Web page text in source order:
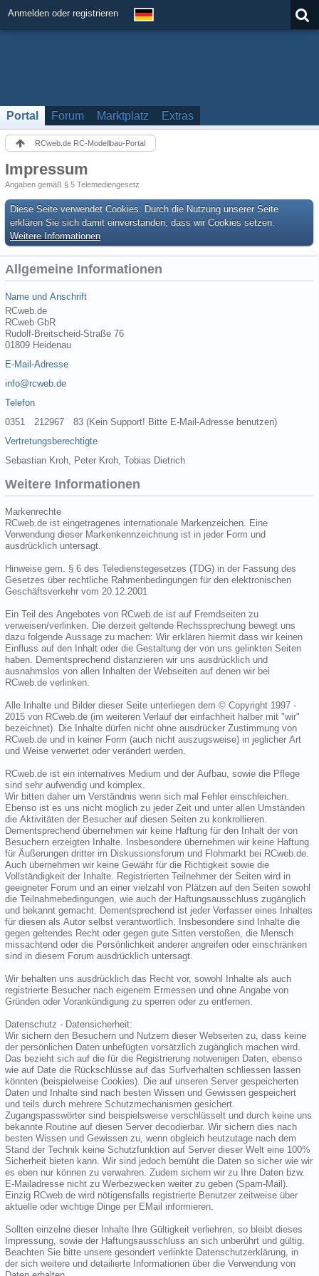
Anmelden oder registrieren
Portal Forum Marktplatz Extras
RCweb.de RC-Modellbau-Portal
Impressum
Angaben gemäß § 5 Telemediengesetz
Diese Seite verwendet Cookies. Durch die Nutzung unserer Seite
erklären Sie sich damit einverstanden, dass wir Cookies setzen.
Weitere Informationen
Allgemeine Informationen
Name und Anschrift
RCweb.de
RCweb GbR
Rudolf-Breitscheid-Straße 76
01809 Heidenau
E-Mail-Adresse
info@rcweb.de
Telefon
0351 212967 83 (Kein Support! Bitte E-Mail-Adresse benutzen)
Vertretungsberechtigte
Sebastian Kroh, Peter Kroh, Tobias Dietrich
Weitere Informationen
Markenrechte
RCweb.de ist eingetragenes internationale Markenzeichen. Eine
Verwendung dieser Markenkennzeichnung ist in jeder Form und
ausdrücklich untersagt.
Hinweise gem. § 6 des Teledienstegesetzes (TDG) in der Fassung des
Gesetzes über rechtliche Rahmenbedingungen für den elektronischen
Geschäftsverkehr vom 20.12.2001
Ein Teil des Angebotes von RCweb.de ist auf Fremdseiten zu
verweisen/verlinken. Die derzeit geltende Rechssprechung bewegt uns
dazu folgende Aussage zu machen: Wir erklären hiermit dass wir keinen
Einfluss auf den Inhalt oder die Gestaltung der von uns gelinkten Seiten
haben. Dementsprechend distanzieren wir uns ausdrücklich und
ausnahmslos von allen Inhalten der Webseiten auf denen wir bei
RCweb.de verlinken.
Alle Inhalte und Bilder dieser Seite unterliegen dem © Copyright 1997 -
2015 von RCweb.de (im weiteren Verlauf der einfachheit halber mit "wir"
bezeichnet). Die Inhalte dürfen nicht ohne ausdrücker Zustimmung von
RCweb.de und in keiner Form (auch nicht auszugsweise) in jeglicher Art
und Weise verwertet oder verändert werden.
RCweb.de ist ein internatives Medium und der Aufbau, sowie die Pflege
sind sehr aufwendig und komplex.
Wir bitten daher um Verständnis wenn sich mal Fehler einschleichen.
Ebenso ist es uns nicht möglich zu jeder Zeit und unter allen Umständen
die Aktivitäten der Besucher auf diesen Seiten zu konkrollieren.
Dementsprechend übernehmen wir keine Haftung für den Inhalt der von
Besuchern erzeigten Inhalte. Insbesondere übernehmen wir keine Haftung
für Äußerungen dritter im Diskussionsforum und Flohmarkt bei RCweb.de.
Auch übernehmen wir keine Gewähr für die Richtigkeit sowie die
Vollständigkeit der Inhalte. Registrierten Teilnehmer der Seiten wird in
geeigneter Forum und an einer vielzahl von Plätzen auf den Seiten sowohl
die Teilnahmebedingungen, wie auch der Haftungsausschluss zugänglich
und bekannt gemacht. Dementsprechend ist jeder Verfasser eines Inhaltes
für diesen als Autor selbst verantwortlich. Insbesondere sind Inhalte die
gegen geltendes Recht oder gegen gute Sitten verstoßen, die Mensch
missachtend oder die Persönlichkeit anderer angreifen oder einschränken
sind in diesem Forum ausdrücklich untersagt.
Wir behalten uns ausdrücklich das Recht vor, sowohl Inhalte als auch
registrierte Besucher nach eigenem Ermessen und ohne Angabe von
Gründen oder Vorankündigung zu sperren oder zu entfernen.
Datenschutz - Datensicherheit:
Wir sichern den Besuchern und Nutzern dieser Webseiten zu, dass keine
der persönlichen Daten unbefügten vorsätzlich zugänglich machen wird.
Das bezieht sich auf die für die Registrierung notwenigen Daten, ebenso
wie auf Date die Rückschlüsse auf das Surfverhalten schliessen lassen
könnten (beispielweise Cookies). Die auf unseren Server gespeicherten
Daten und Inhalte sind nach besten Wissen und Gewissen gespeichert
und teils durch mehrere Schutzmechanismen gesichert.
Zugangspasswörter sind beispielsweise verschlüsselt und durch keine uns
bekannte Routine auf diesen Server decodierbar. Wir sichern dies nach
besten Wissen und Gewissen zu, wenn obgleich heutzutage nach dem
Stand der Technik keine Schutzfunktion auf Server dieser Welt eine 100%
Sicherheit bieten kann. Wir sind jedoch bemüht die Daten so sicher wie wir
es eben nur können zu verwahren. Zudem sichern wir zu Ihre Daten bzw.
E-Mailadresse nicht zu Werbezwecken weiter zu geben (Spam-Mail).
Einzig RCweb.de wird nötigensfalls registrierte Benutzer zeitweise über
aktuelle oder wichtige Dinge per EMail informieren.
Sollten einzelne dieser Inhalte Ihre Gültigkeit verliehren, so bleibt dieses
Impressung, sowie der Haftungsausschluss an sich unberührt und gültig.
Beachten Sie bitte unsere gesondert verlinkte Datenschutzerklärung, in
der sich weitere und detailierte Informationen über die Verwendung von